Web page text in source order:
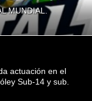
MUNDIAL.
actuación en el
Sub-14 y sub.